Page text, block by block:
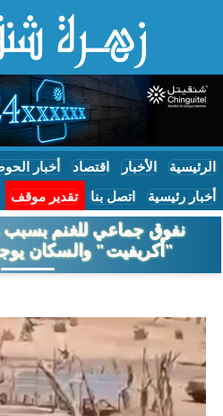
الرئيسية الأخبار اقتصاد أخبار
أخبار رئيسية اتصل بنا تقدير موقف
نفوق جماعي للغنم بسبب
"أكريفيت" والسكان